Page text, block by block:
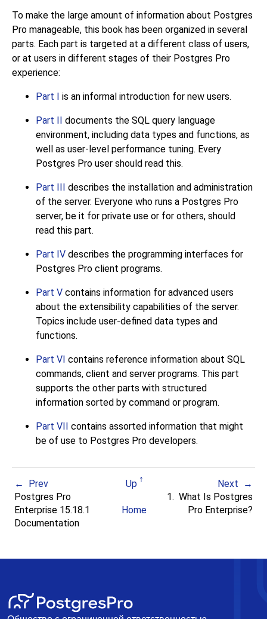
To make the large amount of information about Postgres
Pro manageable, this book has been organized in several
parts. Each part is targeted at a different class of users,
or at users in different stages of their Postgres Pro
experience:
Part I is an informal introduction for new users.
Part II documents the SQL query language
environment, including data types and functions, as
well as user-level performance tuning. Every
Postgres Pro user should read this.
Part III describes the installation and administration
of the server. Everyone who runs a Postgres Pro
server, be it for private use or for others, should
read this part.
Part IV describes the programming interfaces for
Postgres Pro client programs.
Part V contains information for advanced users
about the extensibility capabilities of the server.
Topics include user-defined data types and
functions.
Part VI contains reference information about SQL
commands, client and server programs. This part
supports the other parts with structured
information sorted by command or program.
Part VII contains assorted information that might
be of use to Postgres Pro developers.
Prev Up
Next
Postgres Pro
Enterprise 15.18.1
Documentation
Home
1. What Is Postgres
Pro Enterprise?